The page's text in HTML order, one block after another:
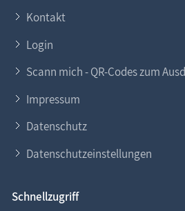
Kontakt
Login
Scann mich - QR-Codes zum
Impressum
Datenschutz
Datenschutzeinstellungen
Schnellzugriff